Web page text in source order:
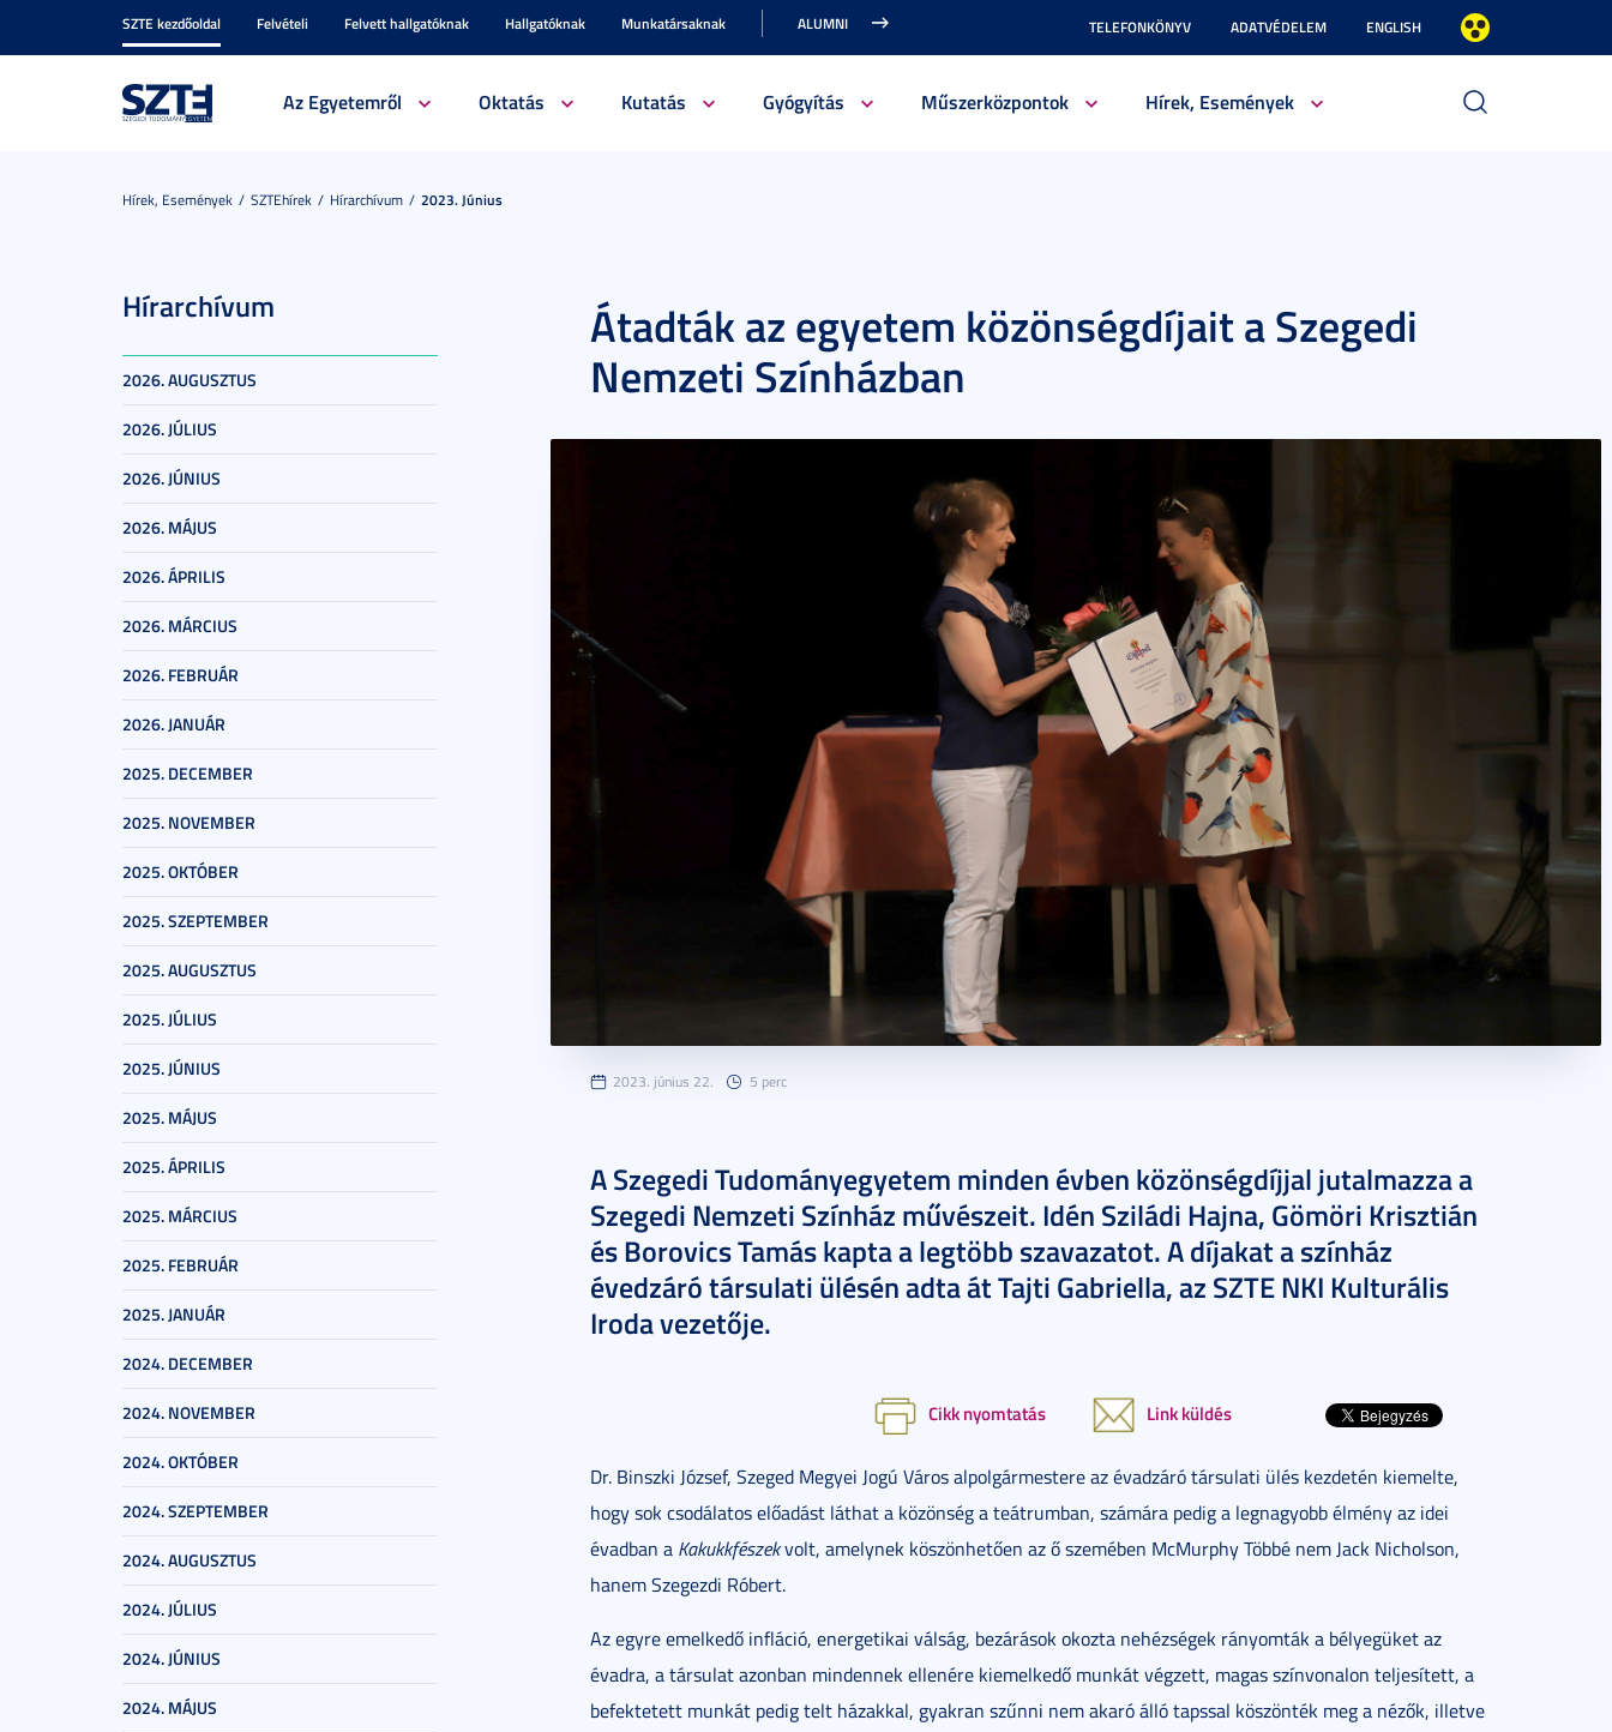
SZTE kezdőoldal Felvételi Felvett hallgatóknak Hallgatóknak Munkatársaknak ALUMNI TELEFONKÖNYV ADATVÉDELEM ENGLISH
Az Egyetemről Oktatás Kutatás Gyógyítás Műszerközpontok Hírek, Események
Hírek, Események SZTEhírek Hírarchívum 2023. Június
Hírarchívum
2026. AUGUSZTUS
2026. JÚLIUS
2026. JÚNIUS
2026. MÁJUS
2026. ÁPRILIS
2026. MÁRCIUS
2026. FEBRUÁR
2026. JANUÁR
2025. DECEMBER
2025. NOVEMBER
2025. OKTÓBER
2025. SZEPTEMBER
2025. AUGUSZTUS
2025. JÚLIUS
2025. JÚNIUS
2025. MÁJUS
2025. ÁPRILIS
2025. MÁRCIUS
2025. FEBRUÁR
2025. JANUÁR
2024. DECEMBER
2024. NOVEMBER
2024. OKTÓBER
2024. SZEPTEMBER
2024. AUGUSZTUS
2024. JÚLIUS
2024. JÚNIUS
2024. MÁJUS
Átadták az egyetem közönségdíjait a Szegedi
Nemzeti Színházban
2023. június 22. 5 perc
A Szegedi Tudományegyetem minden évben közönségdíjjal jutalmazza a
Szegedi Nemzeti Színház művészeit. Idén Sziládi Hajna, Gömöri Krisztián
és Borovics Tamás kapta a legtöbb szavazatot. A díjakat a színház
évedzáró társulati ülésén adta át Tajti Gabriella, az SZTE NKI Kulturális
Iroda vezetője.
Cikk nyomtatás Link küldés
Dr. Binszki József, Szeged Megyei Jogú Város alpolgármestere az évadzáró társulati ülés kezdetén kiemelte,
hogy sok csodálatos előadást láthat a közönség a teátrumban, számára pedig a legnagyobb élmény az idei
évadban a Kakukkfészekvolt, amelynek köszönhetően az ő szemében McMurphy Többé nem Jack Nicholson,
hanem Szegezdi Róbert.
Az egyre emelkedő infláció, energetikai válság, bezárások okozta nehézségek rányomták a bélyegüket az
évadra, a társulat azonban mindennek ellenére kiemelkedő munkát végzett, magas színvonalon teljesített, a
befektetett munkát pedig telt házakkal, gyakran szűnni nem akaró álló tapssal köszönték meg a nézők, illetve